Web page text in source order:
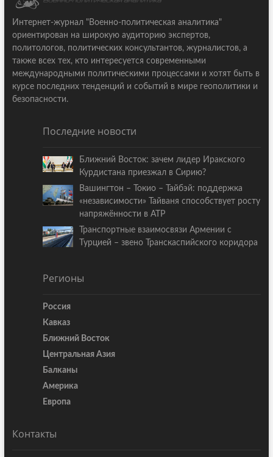
Интернет-журнал "Военно-политическая аналитика"
ориентирован на широкую аудиторию экспертов,
политологов, политических консультантов, журналистов, а
также всех тех, кто интересуется современными
международными политическими процессами и хотят быть в
курсе последних тенденций и событий в мире геополитики и
безопасности.
Последние новости
Ближний Восток: зачем лидер Иракского
Курдистана приезжал в Сирию?
Вашингтон – Токио – Тайбэй: поддержка
«независимости» Тайваня способствует росту
напряжённости в АТР
Транспортные взаимосвязи Армении с
Турцией – звено Транскаспийского коридора
Регионы
Россия
Кавказ
Ближний Восток
Центральная Азия
Балканы
Америка
Европа
Контакты